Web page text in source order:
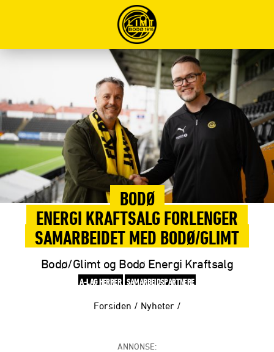
BODØ
ENERGI KRAFTSALG FORLENGER
SAMARBEIDET MED BODØ/GLIMT
Bodø/Glimt og Bodø Energi Kraftsalg
A-LAG HERRER SAMARBEIDSPARTNERE
Forsiden / Nyheter /
ANNONSE: